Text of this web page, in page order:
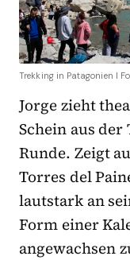
Trekking in Patagonien I
Jorge zieht
Schein aus
Runde. Zeigt
Torres del
lautstark an
Form einer
angewachsen